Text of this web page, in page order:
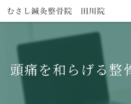
頭痛を和らげる整